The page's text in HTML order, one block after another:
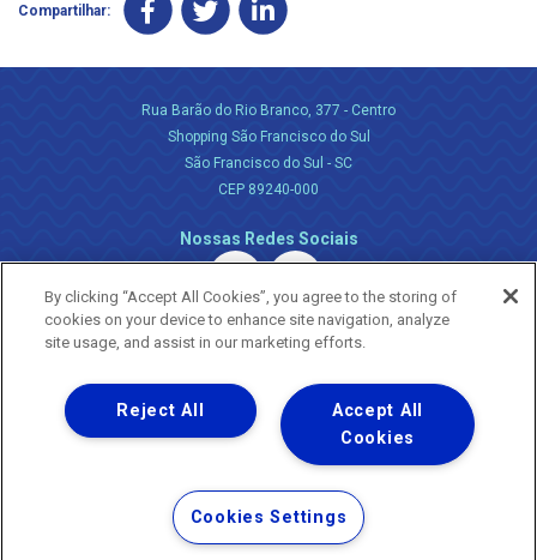
Compartilhar:
Rua Barão do Rio Branco, 377 - Centro
Shopping São Francisco do Sul
São Francisco do Sul - SC
CEP 89240-000
Nossas Redes Sociais
Uma empresa
Copyright ® 2026 - Todos os Direitos Reservados.
Nossa natureza movimenta a vida
Termos Gerais de Uso de Sites e Aplicativos
Política de Privacidade e Proteção de Dados
By clicking “Accept All Cookies”, you agree to the storing of
cookies on your device to enhance site navigation, analyze
site usage, and assist in our marketing efforts.
Accept All
Cookies
Reject All
Cookies Settings